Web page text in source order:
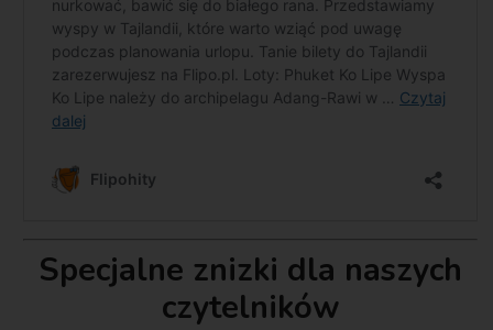
Specjalne znizki dla naszych
czytelników